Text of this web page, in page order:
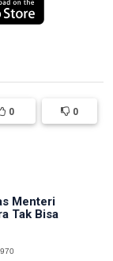
0 0
Menteri
Tak Bisa